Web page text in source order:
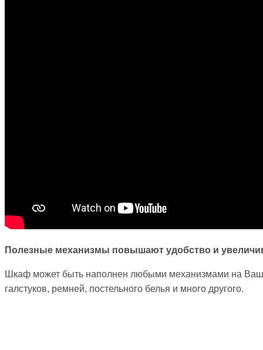
Полезные механизмы повышают удобство и
Шкаф может быть наполнен любыми механизмами на Ваш
галстуков, ремней, постельного белья и много другого.